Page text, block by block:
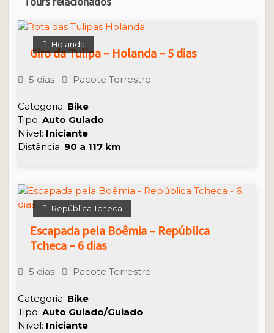
Holanda
Giro da Tulipa – Holanda – 5 dias
5 dias Pacote Terrestre
Categoria: Bike
Tipo:Auto Guiado
Nível: Iniciante
Distância: 90 a 117 km
República Tcheca
Escapada pela Boêmia – República
Tcheca – 6 dias
5 dias Pacote Terrestre
Categoria: Bike
Tipo:Auto Guiado/Guiado
Nível: Iniciante